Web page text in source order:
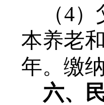
（4）
本养老
年。缴
六、